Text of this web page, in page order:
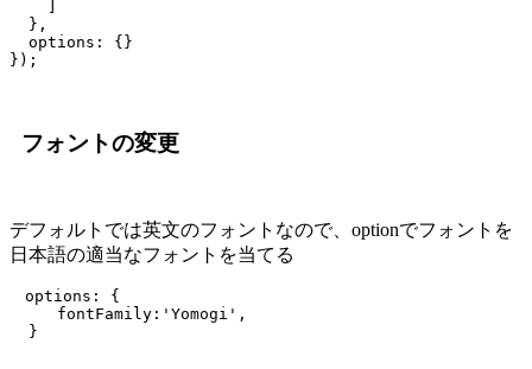
  },
  options: {}
フォントの変更
デフォルトでは英文のフォントなので、optionでフォントを
日本語の適当なフォントを当てる
options: {
     fontFamily:'Yomogi',